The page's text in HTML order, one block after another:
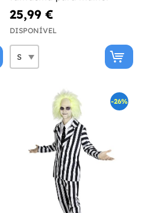
25,99 €
DISPONÍVEL
-26%